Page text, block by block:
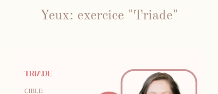
Yeux: exercice "Triade"